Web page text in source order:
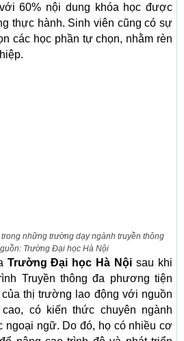
60% nội dung khóa học được
thực hành. Sinh viên cũng có sự
các học phần tự chọn, nhằm rèn
những trường dạy ngành truyền thông
Trường Đại học Hà Nội
Trường Đại học Hà Nội sau khi
Truyền thông đa phương tiện
thị trường lao động với nguồn
có kiến thức chuyên ngành
ngoại ngữ. Do đó, họ có nhiều cơ